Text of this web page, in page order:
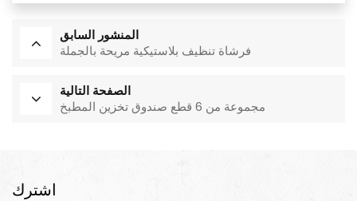
المنشور السابق
فرشاة تنظيف بلاستيكية مريحة بالجملة
الصفحة التالية
مجموعة من 6 قطع صندوق تخزين المطبخ
اشترك